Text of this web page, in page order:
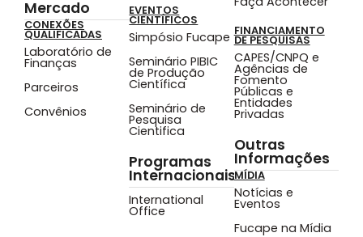
Mercado
CONEXÕES
QUALIFICADAS
Laboratório de
Finanças
Parceiros
Convênios
EVENTOS
CIENTÍFICOS
Simpósio Fucape
Seminário PIBIC
de Produção
Científica
Seminário de
Pesquisa
Cientifica
Programas
Internacionais
International
Office
FINANCIAMENTO
DE PESQUISAS
CAPES/CNPQ e
Agências de
Fomento
Públicas e
Entidades
Privadas
Outras
Informações
MÍDIA
Notícias e
Eventos
Fucape na Mídia